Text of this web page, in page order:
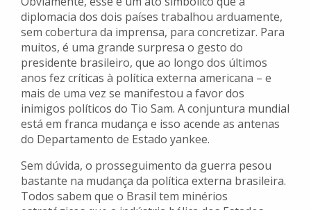
diplomacia dos dois países trabalhou arduamente,
sem cobertura da imprensa, para concretizar. Para
muitos, é uma grande surpresa o gesto do
presidente brasileiro, que ao longo dos últimos
anos fez críticas à política externa americana – e
mais de uma vez se manifestou a favor dos
inimigos políticos do Tio Sam. A conjuntura mundial
está em franca mudança e isso acende as antenas
do Departamento de Estado yankee.
Sem dúvida, o prosseguimento da guerra pesou
bastante na mudança da política externa brasileira.
Todos sabem que o Brasil tem minérios